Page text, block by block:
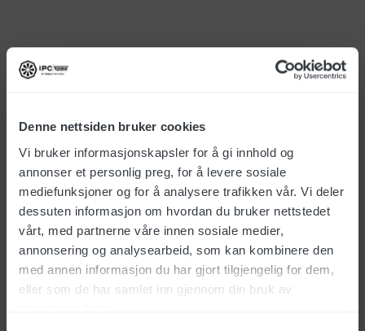
Denne nettsiden bruker cookies
Vi bruker informasjonskapsler for å gi innhold og
annonser et personlig preg, for å levere sosiale
mediefunksjoner og for å analysere trafikken vår. Vi deler
dessuten informasjon om hvordan du bruker nettstedet
vårt, med partnerne våre innen sosiale medier,
annonsering og analysearbeid, som kan kombinere den
med annen informasjon du har gjort tilgjengelig for dem,
eller som de har samlet inn gjennom din bruk av
PW-H60 1915 BLACK
EUR
PW-H60 1521 BLACK
edition 3x230V